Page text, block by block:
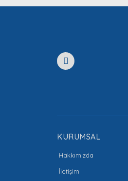
KURUMSAL
Hakkımızda
İletişim